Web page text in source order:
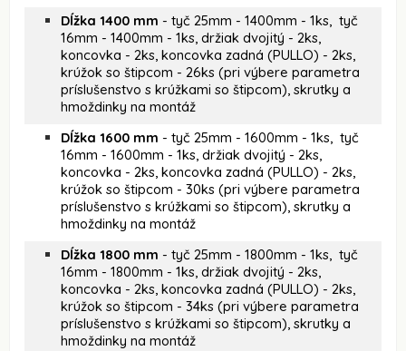
Dĺžka 1400 mm - tyč 25mm - 1400mm - 1ks, tyč
16mm - 1400mm - 1ks, držiak dvojitý - 2ks,
koncovka - 2ks, koncovka zadná (PULLO) - 2ks,
krúžok so štipcom - 26ks (pri výbere parametra
príslušenstvo s krúžkami so štipcom), skrutky a
hmoždinky na montáž
Dĺžka 1600 mm - tyč 25mm - 1600mm - 1ks, tyč
16mm - 1600mm - 1ks, držiak dvojitý - 2ks,
koncovka - 2ks, koncovka zadná (PULLO) - 2ks,
krúžok so štipcom - 30ks (pri výbere parametra
príslušenstvo s krúžkami so štipcom), skrutky a
hmoždinky na montáž
Dĺžka 1800 mm - tyč 25mm - 1800mm - 1ks, tyč
16mm - 1800mm - 1ks, držiak dvojitý - 2ks,
koncovka - 2ks, koncovka zadná (PULLO) - 2ks,
krúžok so štipcom - 34ks (pri výbere parametra
príslušenstvo s krúžkami so štipcom), skrutky a
hmoždinky na montáž